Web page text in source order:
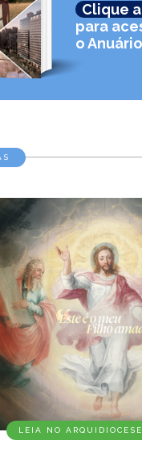
Clique
para
o Anuário
LEIA NO